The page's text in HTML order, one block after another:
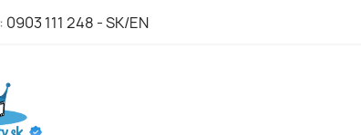
0903 111 248 - SK/EN